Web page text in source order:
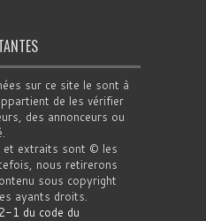
sur ce site le sont à
de les vérifier
des annonceurs ou
et extraits sont © les
nous retirerons
sous copyright
ayants droits.
1 du code du